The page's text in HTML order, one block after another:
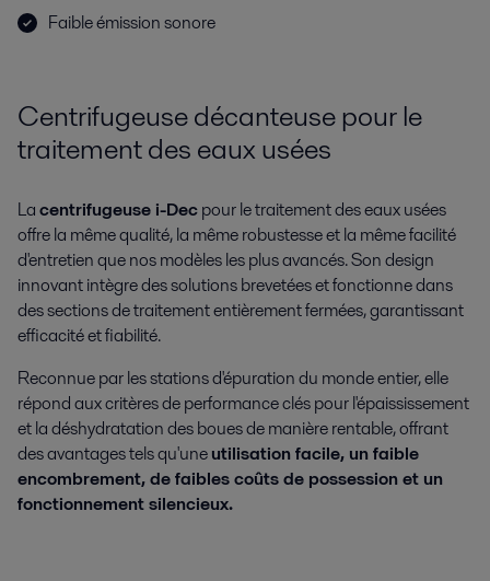
Faible émission sonore
Centrifugeuse décanteuse pour le
traitement des eaux usées
Lacentrifugeuse i-Decpour le traitement des eaux usées
offre la même qualité, la même robustesse et la même facilité
d'entretien que nos modèles les plus avancés. Son design
innovant intègre des solutions brevetées et fonctionne dans
des sections de traitement entièrement fermées, garantissant
efficacité et fiabilité.
Reconnue par les stations d'épuration du monde entier, elle
répond aux critères de performance clés pour l'épaississement
et la déshydratation des boues de manière rentable, offrant
des avantages tels qu'uneutilisation facile, un faible
encombrement, de faibles coûts de possession et un
fonctionnement silencieux.